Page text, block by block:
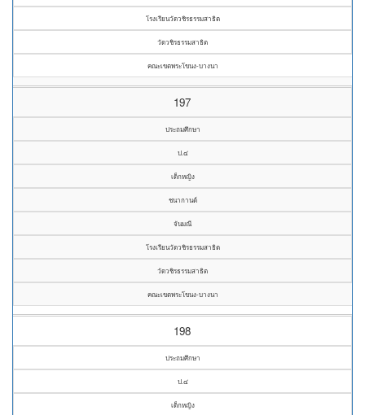
โรงเรียนวัดวชิรธรรมสาธิต
วัดวชิรธรรมสาธิต
คณะเขตพระโขนง-บางนา
197
ประถมศึกษา
ป.๔
เด็กหญิง
ชนากานต์
จันมณี
โรงเรียนวัดวชิรธรรมสาธิต
วัดวชิรธรรมสาธิต
คณะเขตพระโขนง-บางนา
198
ประถมศึกษา
ป.๔
เด็กหญิง